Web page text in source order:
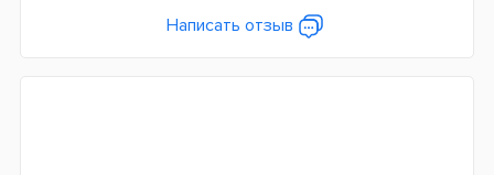
Написать отзыв